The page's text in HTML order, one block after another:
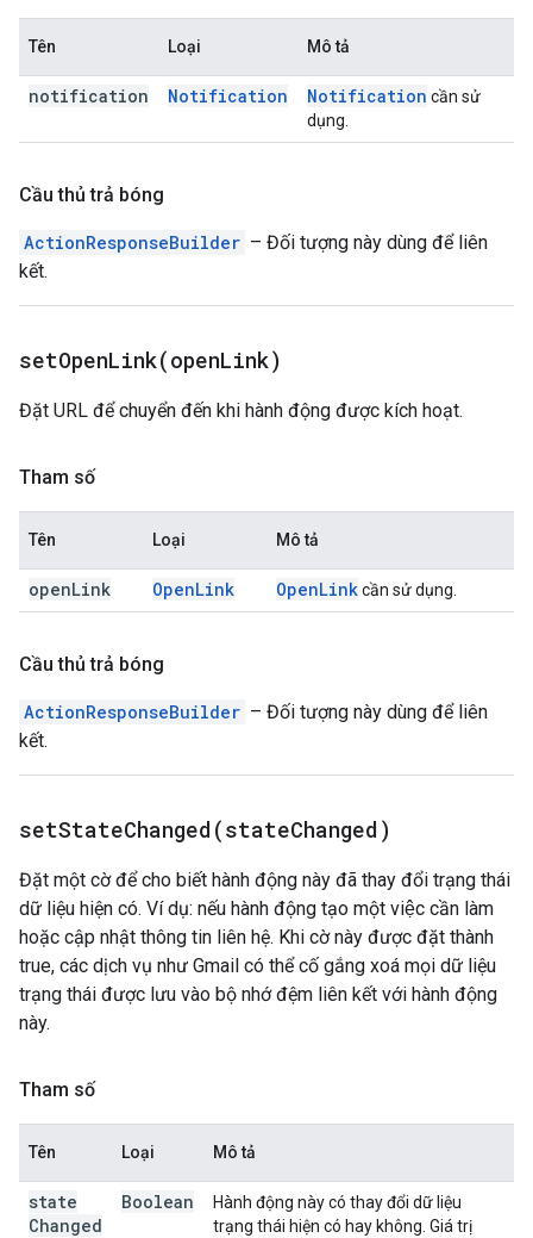
Tên Loại Mô tả
notification Notification Notification cần sử
dụng.
Cầu thủ trả bóng
ActionResponseBuilder – Đối tượng này dùng để liên
kết.
setOpenLink(openLink)
Đặt URL để chuyển đến khi hành động được kích hoạt.
Tham số
Tên Loại Mô tả
openLink OpenLink OpenLinkcần sử dụng.
Cầu thủ trả bóng
ActionResponseBuilder – Đối tượng này dùng để liên
kết.
setStateChanged(stateChanged)
Đặt một cờ để cho biết hành động này đã thay đổi trạng thái
dữ liệu hiện có. Ví dụ: nếu hành động tạo một việc cần làm
hoặc cập nhật thông tin liên hệ. Khi cờ này được đặt thành
true, các dịch vụ như Gmail có thể cố gắng xoá mọi dữ liệu
trạng thái được lưu vào bộ nhớ đệm liên kết với hành động
này.
Tham số
Tên Loại Mô tả
state
Changed
Boolean
Hành động này có thay đổi dữ liệu
trạng thái hiện có hay không. Giá trị